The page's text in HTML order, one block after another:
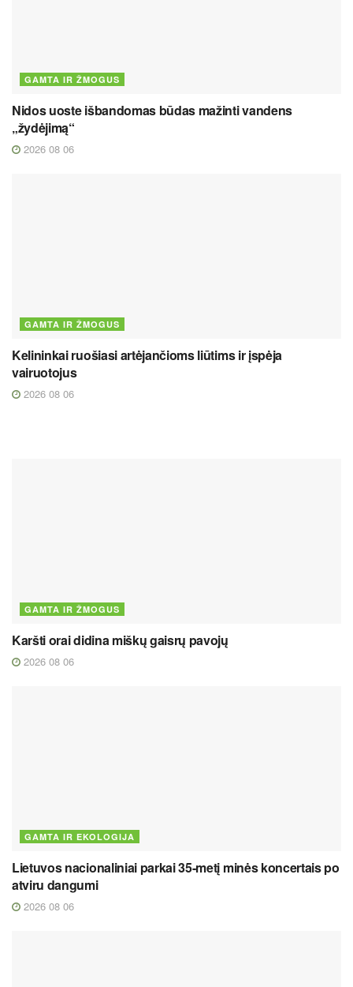
GAMTA IR ŽMOGUS
Nidos uoste išbandomas būdas mažinti vandens
„žydėjimą“
2026 08 06
GAMTA IR ŽMOGUS
Kelininkai ruošiasi artėjančioms liūtims ir įspėja
vairuotojus
2026 08 06
GAMTA IR ŽMOGUS
Karšti orai didina miškų gaisrų pavojų
2026 08 06
GAMTA IR EKOLOGIJA
Lietuvos nacionaliniai parkai 35-metį minės koncertais po
atviru dangumi
2026 08 06